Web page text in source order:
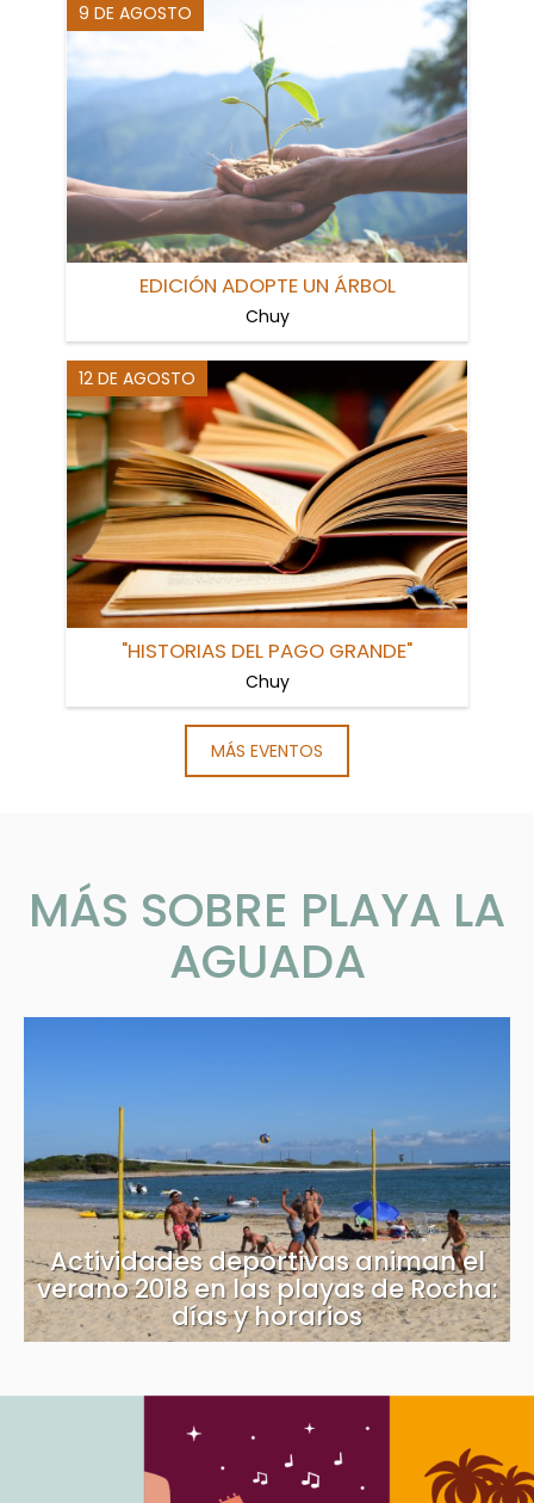
9 DE AGOSTO
EDICIÓN ADOPTE UN ÁRBOL
Chuy
12 DE AGOSTO
"HISTORIAS DEL PAGO GRANDE"
Chuy
MÁS EVENTOS
MÁS SOBRE PLAYA LA
AGUADA
Actividades deportivas animan el
verano 2018 en las playas de Rocha:
días y horarios